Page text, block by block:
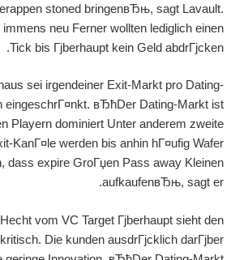
stoned bringenвЂњ, sagt Lavault.
neu Ferner wollten lediglich einen
Tick bis Гјberhaupt kein Geld abdrГјcken.
sei irgendeiner Exit-Markt pro Dating-
eingeschrГ¤nkt. вЂћDer Dating-Markt ist
Playern dominiert Unter anderem zweite
KanГ¤le werden bis anhin hГ¤ufig Wafer
dass expire GroГџen Pass away Kleinen
aufkaufenвЂњ, sagt er.
vom VC Target Гјberhaupt sieht den
Die kunden ausdrГјcklich darГјber